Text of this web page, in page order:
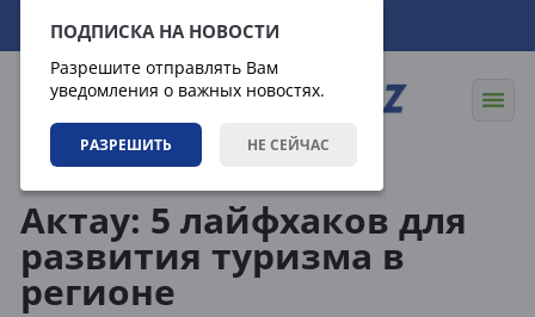
ПОДПИСКА НА НОВОСТИ
Разрешите отправлять Вам
уведомления о важных новостях.
РАЗРЕШИТЬ НЕ СЕЙЧАС
11.08.2026 00:16:06
Актау: 5 лайфхаков для
развития туризма в
регионе